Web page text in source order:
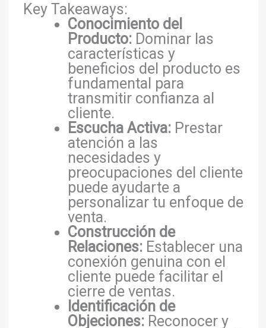
Key Takeaways:
Conocimiento del
Producto:Dominar las
características y
beneficios del producto es
fundamental para
transmitir confianza al
cliente.
Escucha Activa:Prestar
atención a las
necesidades y
preocupaciones del cliente
puede ayudarte a
personalizar tu enfoque de
venta.
Construcción de
Relaciones:Establecer una
conexión genuina con el
cliente puede facilitar el
cierre de ventas.
Identificación de
Objeciones:Reconocer y